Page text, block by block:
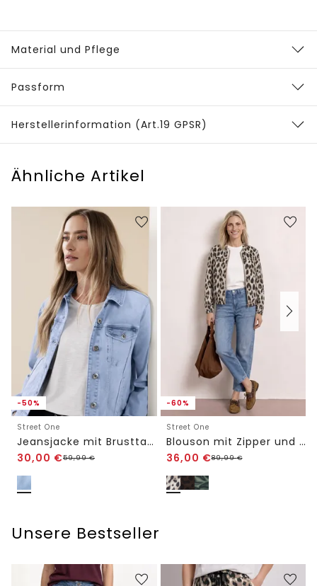
Material und Pflege
Passform
Herstellerinformation (Art.19 GPSR)
Ähnliche Artikel
-50%
Street One
Jeansjacke mit Brusttaschen und Knöpfen
30,00 €59,99€
-60%
Street One
Blouson mit Zipper und Print
36,00 €89,99€
Unsere Bestseller